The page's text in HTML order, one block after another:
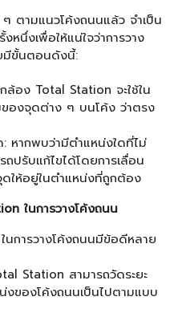
ตามแนวโค้งถนนแล้ว จำเป็น
นึ่งเพื่อให้แน่ใจว่าการวาง
มีขั้นตอนดังนี้:
อง Total Station จะใช้ใน
องจุดต่าง ๆ บนโค้ง ว่าตรง
ากพบว่ามีตำแหน่งใดที่ไม่
ปรับแก้ไขได้โดยการเลื่อน
ให้อยู่ในตำแหน่งที่ถูกต้อง
ในการวางโค้งถนน
การวางโค้งถนนมีข้อดีหลาย
Station สามารถวัดระยะ
งของโค้งถนนเป็นไปตามแบบ